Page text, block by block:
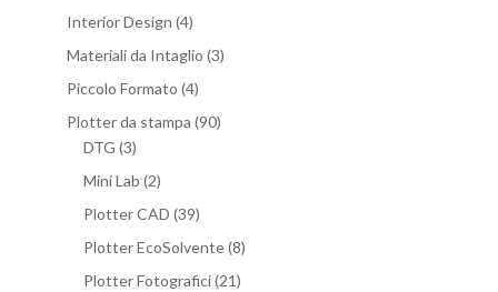
Interior Design (4)
Materiali da Intaglio (3)
Piccolo Formato (4)
Plotter da stampa (90)
DTG (3)
Mini Lab (2)
Plotter CAD (39)
Plotter EcoSolvente(8)
Plotter Fotografici(21)